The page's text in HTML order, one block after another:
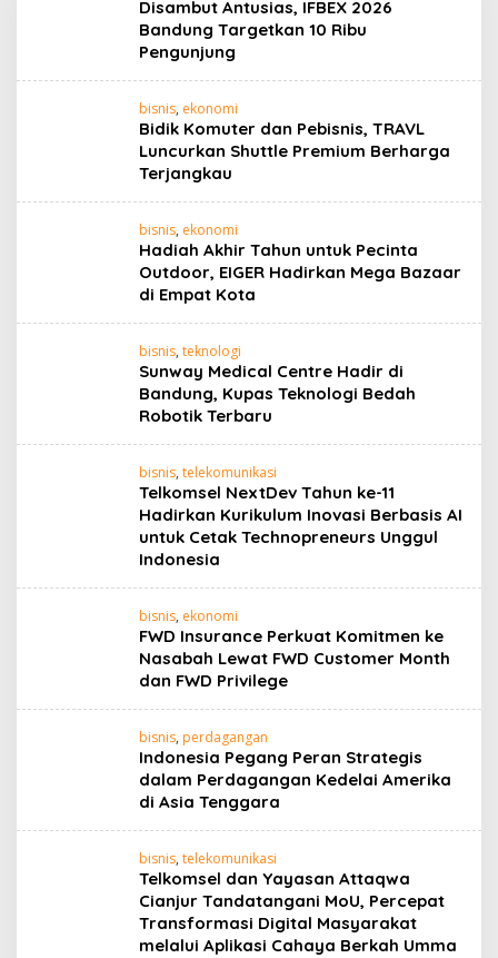
Disambut Antusias, IFBEX 2026
Bandung Targetkan 10 Ribu
Pengunjung
bisnis, ekonomi
Bidik Komuter dan Pebisnis, TRAVL
Luncurkan Shuttle Premium Berharga
Terjangkau
bisnis, ekonomi
Hadiah Akhir Tahun untuk Pecinta
Outdoor, EIGER Hadirkan Mega Bazaar
di Empat Kota
bisnis, teknologi
Sunway Medical Centre Hadir di
Bandung, Kupas Teknologi Bedah
Robotik Terbaru
bisnis, telekomunikasi
Telkomsel NextDev Tahun ke-11
Hadirkan Kurikulum Inovasi Berbasis AI
untuk Cetak Technopreneurs Unggul
Indonesia
bisnis, ekonomi
FWD Insurance Perkuat Komitmen ke
Nasabah Lewat FWD Customer Month
dan FWD Privilege
bisnis, perdagangan
Indonesia Pegang Peran Strategis
dalam Perdagangan Kedelai Amerika
di Asia Tenggara
bisnis, telekomunikasi
Telkomsel dan Yayasan Attaqwa
Cianjur Tandatangani MoU, Percepat
Transformasi Digital Masyarakat
melalui Aplikasi Cahaya Berkah Umma ‎